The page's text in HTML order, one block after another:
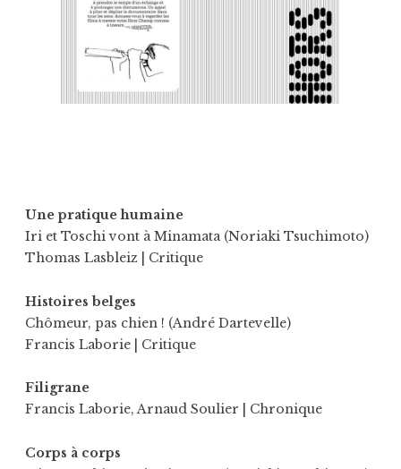
Une pratique humaine
Iri et Toschi vont à Minamata (Noriaki Tsuchimoto)
Thomas Lasbleiz | Critique
Histoires belges
Chômeur, pas chien ! (André Dartevelle)
Francis Laborie | Critique
Filigrane
Francis Laborie,Arnaud Soulier | Chronique
Corps à corps